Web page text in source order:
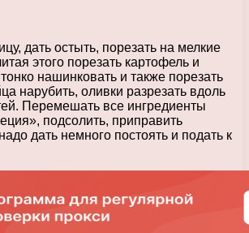
дать остыть, порезать на мелкие
этого порезать картофель и
тонко нашинковать и также порезать
нарубить, оливки разрезать вдоль
Перемешать все ингредиенты
подсолить, приправить
дать немного постоять и подать к